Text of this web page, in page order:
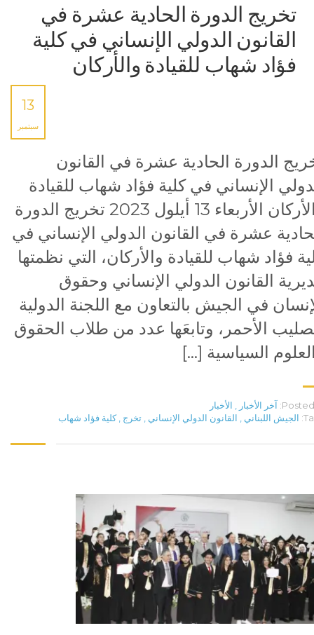
‏تخريج الدورة الحادية عشرة في
القانون الدولي الإنساني في كلية
فؤاد شهاب للقيادة والأركان
13
سبتمبر
الدورة الحادية عشرة في القانون
الإنساني في كلية فؤاد شهاب للقيادة
والأركان الأربعاء 13 أيلول 2023 ‏تخريج الدورة
عشرة في القانون الدولي الإنساني في
فؤاد شهاب للقيادة والأركان، التي نظمتها
القانون الدولي الإنساني وحقوق
في الجيش بالتعاون مع اللجنة الدولية
الأحمر، وتابعَها عدد من طلاب الحقوق
السياسية […]
Posted آخر الأخبار
الأخبار
الجيش اللبناني القانون الدولي الإنساني تخرج كلية فؤاد شهاب